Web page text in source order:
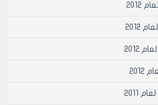
على مساحة ألف متر مربع من الأراضي
والمتممة لها.
البناء عليها بأمر من السلطات المختصة